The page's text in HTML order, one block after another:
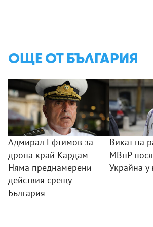
ОЩЕ ОТ БЪЛГАРИЯ
Адмирал Ефтимов за
дрона край Кардам:
Няма преднамерени
действия срещу
България
Викат на
МВнР
Украйна у